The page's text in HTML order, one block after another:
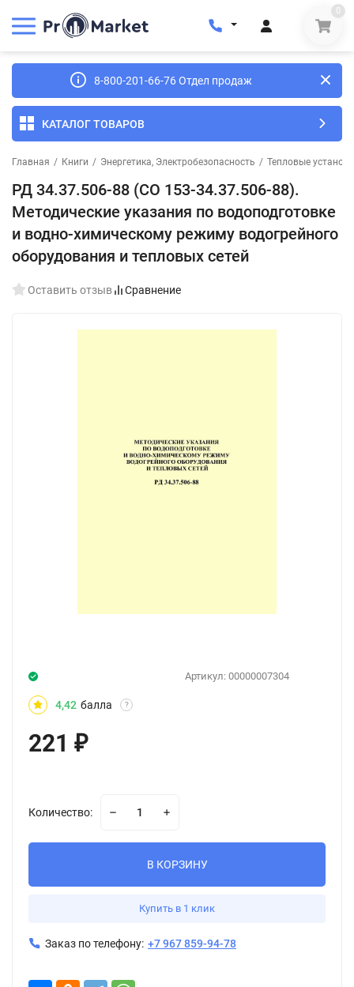
0
8-800-201-66-76 Отдел продаж
КАТАЛОГ ТОВАРОВ
Главная / Книги / Энергетика, Электробезопасность / Тепловые
РД 34.37.506-88 (СО 153-34.37.506-88).
Методические указания по водоподготовке
и водно-химическому режиму водогрейного
оборудования и тепловых сетей
Оставить отзыв Сравнение
Артикул: 00000007304
4,42 балла ?
221 ₽
Количество:
В КОРЗИНУ
Купить в 1 клик
Заказ по телефону: +7 967 859-94-78